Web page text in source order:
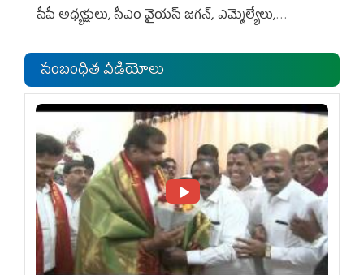
సీపీ అధ్య‌క్షులు, సీఎం వైయ‌స్ జ‌గ‌న్, ఎమ్మెల్యేలు,
సంబంధిత వీడియోలు